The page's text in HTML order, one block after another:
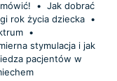
• Jak dobrać
rok życia dziecka •
•
stymulacja i jak
pacjentów w